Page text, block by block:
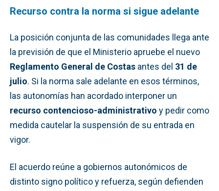
Recurso contra la norma si sigue adelante
La posición conjunta de las comunidades llega ante
la previsión de que el Ministerio apruebe el nuevo
Reglamento General de Costas antes del 31 de
julio. Si la norma sale adelante en esos términos,
las autonomías han acordado interponer un
recurso contencioso-administrativo y pedir como
medida cautelar la suspensión de su entrada en
vigor.
El acuerdo reúne a gobiernos autonómicos de
distinto signo político y refuerza, según defienden